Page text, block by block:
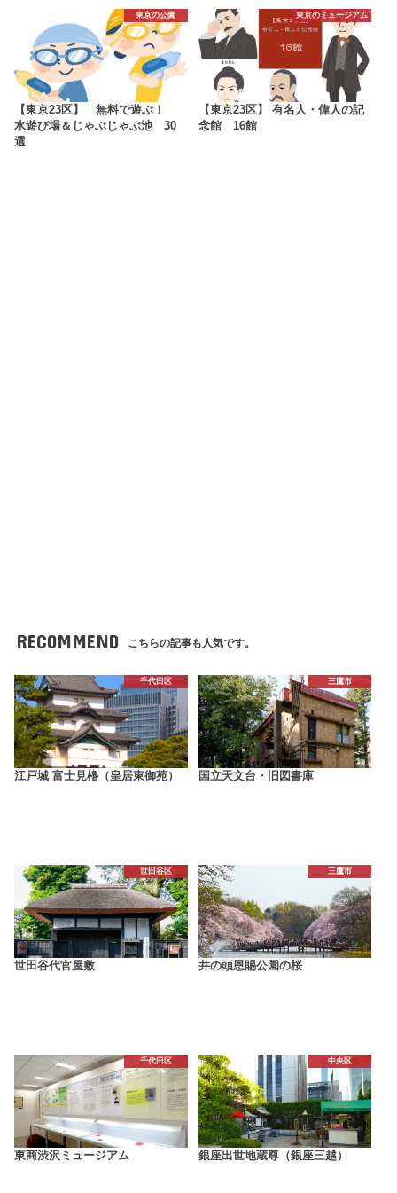
東京の公園
【東京23区】 無料で遊ぶ！
水遊び場＆じゃぶじゃぶ池 30
選
東京のミュージアム
【東京23区】 有名人・偉人の記
念館 16館
RECOMMEND こちらの記事も人気です。
千代田区
江戸城 富士見櫓（皇居東御苑）
三鷹市
国立天文台・旧図書庫
世田谷区
世田谷代官屋敷
三鷹市
井の頭恩賜公園の桜
千代田区
東商渋沢ミュージアム
中央区
銀座出世地蔵尊（銀座三越）